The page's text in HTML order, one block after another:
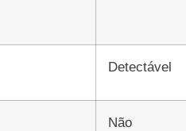
Detectável
Não